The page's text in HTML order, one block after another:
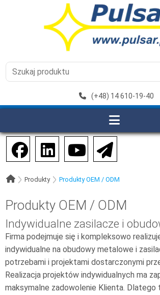
(+48) 14 610-19-40
Produkty Produkty OEM / ODM
Produkty OEM / ODM
Indywidualne zasilacze i
Firma podejmuje się i kompleksowo
indywidualne na obudowy metalowe i
potrzebami i projektami dostarczonymi
Realizacja projektów indywidualnych ma
maksymalne zadowolenie Klienta. Dlatego